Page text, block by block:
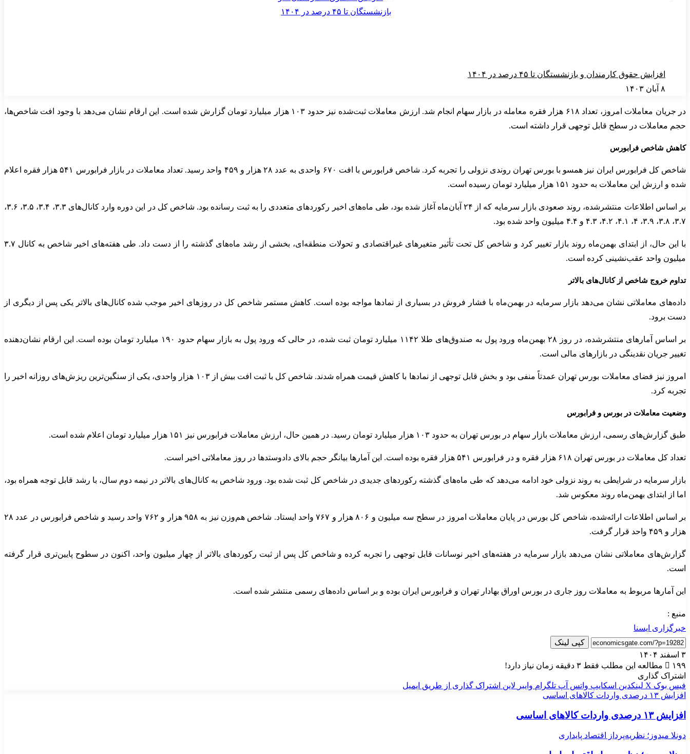
افزایش حقوق کارمندان و بازنشستگان تا ۴۵ درصد در ۱۴۰۴
۸ آبان ۱۴۰۳
در جریان معاملات امروز، تعداد ۶۱۸ هزار فقره معامله در بازار سهام انجام شد. ارزش معاملات ثبت‌شده نیز حدود ۱۰۳ هزار میلیارد تومان گزارش شده است. این ارقام نشان می‌دهد با وجود افت شاخص‌ها،
حجم معاملات در سطح قابل توجهی قرار داشته است.
کاهش شاخص فرابورس
شاخص کل فرابورس ایران نیز همسو با بورس تهران روندی نزولی را تجربه کرد. شاخص فرابورس با افت ۶۷۰ واحدی به عدد ۲۸ هزار و ۴۵۹ واحد رسید. تعداد معاملات در بازار فرابورس ۵۴۱ هزار فقره اعلام
شده و ارزش این معاملات به حدود ۱۵۱ هزار میلیارد تومان رسیده است.
بر اساس اطلاعات منتشرشده، روند صعودی بازار سرمایه که از ۲۴ آبان‌ماه آغاز شده بود، طی ماه‌های اخیر رکوردهای متعددی را به ثبت رسانده بود. شاخص کل در این دوره وارد کانال‌های ۳.۳، ۳.۴، ۳.۵، ۳.۶،
۳.۷، ۳.۸، ۳.۹، ۴، ۴.۱، ۴.۲، ۴.۳ و ۴.۴ میلیون واحد شده بود.
با این حال، از ابتدای بهمن‌ماه روند بازار تغییر کرد و شاخص کل تحت تأثیر متغیرهای غیراقتصادی و تحولات منطقه‌ای، بخشی از رشد ماه‌های گذشته را از دست داد. طی هفته‌های اخیر شاخص به کانال ۳.۷
میلیون واحد عقب‌نشینی کرده است.
تداوم خروج شاخص از کانال‌های بالاتر
داده‌های معاملاتی نشان می‌دهد بازار سرمایه در بهمن‌ماه با فشار فروش در بسیاری از نمادها مواجه بوده است. کاهش مستمر شاخص کل در روزهای اخیر موجب شده کانال‌های بالاتر یکی پس از دیگری از
دست برود.
بر اساس آمارهای منتشرشده، در روز ۲۸ بهمن‌ماه ورود پول به صندوق‌های طلا ۱۱۴۲ میلیارد تومان ثبت شده، در حالی که ورود پول به بازار سهام حدود ۱۹۰ میلیارد تومان بوده است. این ارقام نشان‌دهنده
تغییر جریان نقدینگی در بازارهای مالی است.
امروز نیز فضای معاملات بورس تهران عمدتاً منفی بود و بخش قابل توجهی از نمادها با کاهش قیمت همراه شدند. شاخص کل با ثبت افت بیش از ۱۰۳ هزار واحدی، یکی از سنگین‌ترین ریزش‌های روزانه اخیر را
تجربه کرد.
وضعیت معاملات در بورس و فرابورس
طبق گزارش‌های رسمی، ارزش معاملات بازار سهام در بورس تهران به حدود ۱۰۳ هزار میلیارد تومان رسید. در همین حال، ارزش معاملات فرابورس نیز ۱۵۱ هزار میلیارد تومان اعلام شده است.
تعداد کل معاملات در بورس تهران ۶۱۸ هزار فقره و در فرابورس ۵۴۱ هزار فقره بوده است. این آمارها بیانگر حجم بالای دادوستدها در روز معاملاتی اخیر است.
بازار سرمایه در شرایطی به روند نزولی خود ادامه می‌دهد که طی ماه‌های گذشته رکوردهای جدیدی در شاخص کل ثبت شده بود. ورود شاخص به کانال‌های بالاتر در نیمه دوم سال، با رشد قابل توجه همراه بود،
اما از ابتدای بهمن‌ماه روند معکوس شد.
بر اساس اطلاعات ارائه‌شده، شاخص کل بورس در پایان معاملات امروز در سطح سه میلیون و ۸۰۶ هزار و ۷۶۷ واحد ایستاد. شاخص هم‌وزن نیز به ۹۵۸ هزار و ۷۶۲ واحد رسید و شاخص فرابورس در عدد ۲۸
هزار و ۴۵۹ واحد قرار گرفت.
گزارش‌های معاملاتی نشان می‌دهد بازار سرمایه در هفته‌های اخیر نوسانات قابل توجهی را تجربه کرده و شاخص کل پس از ثبت رکوردهای بالاتر از چهار میلیون واحد، اکنون در سطوح پایین‌تری قرار گرفته
است.
این آمارها مربوط به معاملات روز جاری در بورس اوراق بهادار تهران و فرابورس ایران بوده و بر اساس داده‌های رسمی منتشر شده است.
منبع :
خبرگزاری ایسنا
کپی لینک
۳ اسفند ۱۴۰۴
۱۹۹
مطالعه این مطلب فقط ۳ دقیقه زمان نیاز دارد!
اشتراک گذاری
فیس بوک X لینکدین اسکایپ واتس آپ تلگرام وایبر لاین اشتراک گذاری از طریق ایمیل
افزایش ۱۳ درصدی واردات کالاهای اساسی
افزایش ۱۳ درصدی واردات کالاهای اساسی
دونلا میدوز؛ نظریه‌پرداز اقتصاد پایداری